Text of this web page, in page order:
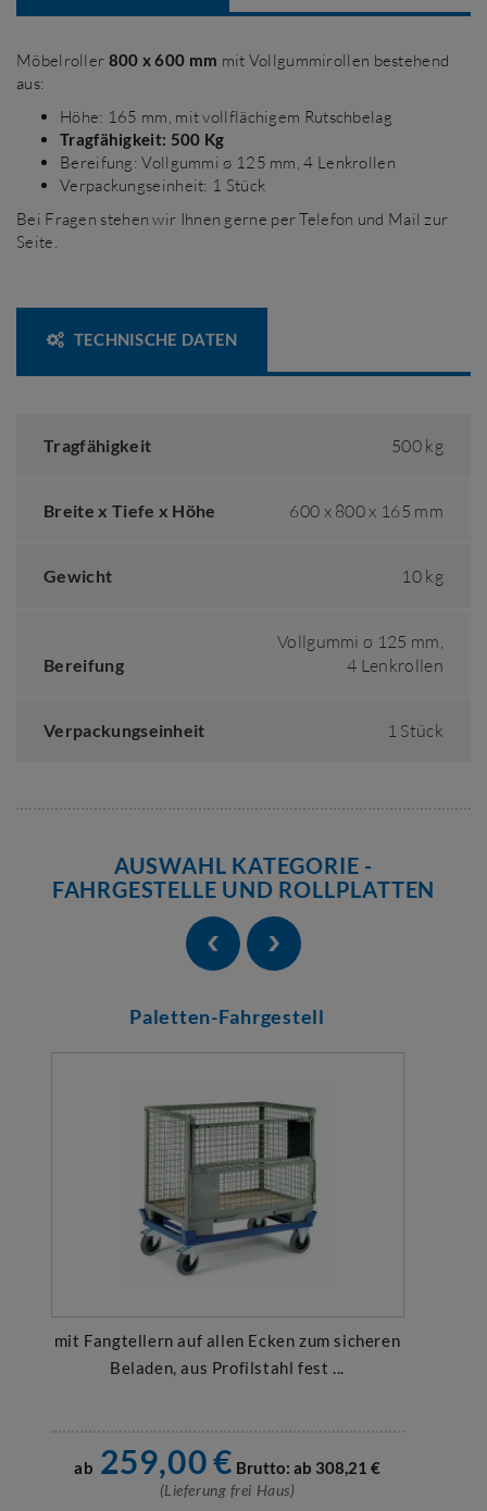
Möbelroller 800 x 600 mm mit Vollgummirollen bestehend
aus:
Höhe: 165 mm, mit vollflächigem Rutschbelag
Tragfähigkeit: 500 Kg
Bereifung: Vollgummi ø 125 mm, 4 Lenkrollen
Verpackungseinheit: 1 Stück
Bei Fragen stehen wir Ihnen gerne per Telefon und Mail zur
Seite.
TECHNISCHE DATEN
Tragfähigkeit 500 kg
Breite x Tiefe x Höhe 600 x 800 x 165 mm
Gewicht 10 kg
Bereifung
Vollgummi ø 125 mm,
4 Lenkrollen
Verpackungseinheit 1 Stück
AUSWAHL KATEGORIE -
FAHRGESTELLE UND ROLLPLATTEN
Paletten-Fahrgestell
mit Fangtellern auf allen Ecken zum sicheren
Beladen, aus Profilstahl fest ...
ab 259,00€ Brutto: ab 308,21 €
(Lieferung frei Haus)